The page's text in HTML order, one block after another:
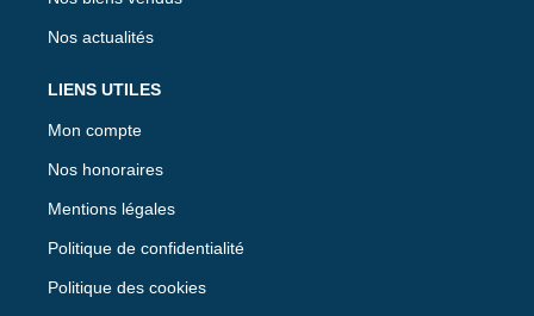
Nos actualités
LIENS UTILES
Mon compte
Nos honoraires
Mentions légales
Politique de confidentialité
Politique des cookies